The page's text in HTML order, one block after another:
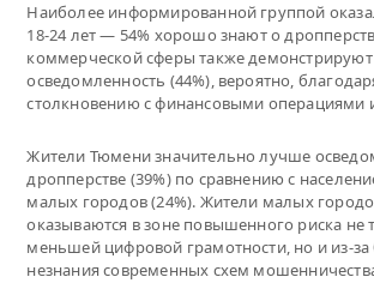
Наиболее информированной группой
18-24 лет — 54% хорошо знают о
коммерческой сферы также
осведомленность (44%), вероятно,
столкновению с финансовыми операциями
Жители Тюмени значительно лучше
дропперстве (39%) по сравнению с
малых городов (24%). Жители малых
оказываются в зоне повышенного риска не
меньшей цифровой грамотности, но и из-за
незнания современных схем